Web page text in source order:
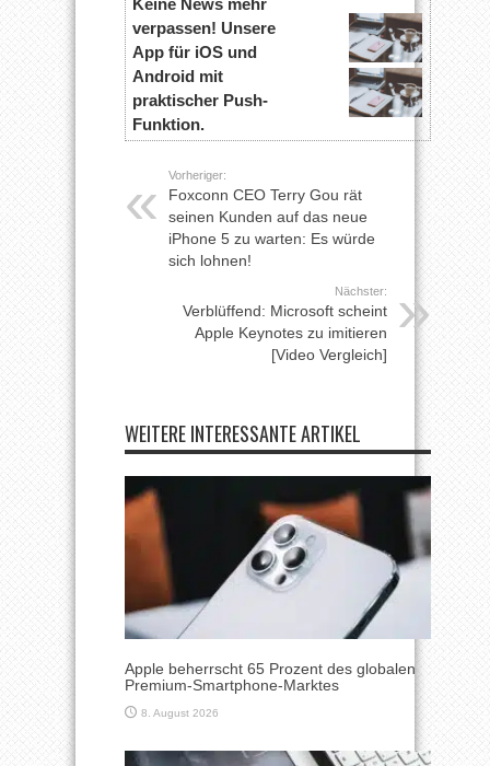
Keine News mehr
verpassen! Unsere
App für iOS und
Android mit
praktischer Push-
Funktion.
Vorheriger:
Foxconn CEO Terry Gou rät
seinen Kunden auf das neue
iPhone 5 zu warten: Es würde
sich lohnen!
Nächster:
Verblüffend: Microsoft scheint
Apple Keynotes zu imitieren
[Video Vergleich]
WEITERE INTERESSANTE ARTIKEL
Apple beherrscht 65 Prozent des globalen
Premium-Smartphone-Marktes
8. August 2026